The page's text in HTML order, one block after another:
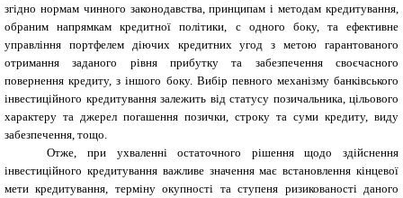
згідно нормам чинного законодавства, принципам і методам кредитування,
обраним напрямкам кредитної політики, с одного боку, та ефективне
управління портфелем діючих кредитних угод з метою гарантованого
отримання заданого рівня прибутку та забезпечення своєчасного
повернення кредиту, з іншого боку. Вибір певного механізму банківського
інвестиційного кредитування залежить від статусу позичальника, цільового
характеру та джерел погашення позички, строку та суми кредиту, виду
забезпечення, тощо.
Отже, при ухваленні остаточного рішення щодо здійснення
інвестиційного кредитування важливе значення має встановлення кінцевої
мети кредитування, терміну окупності та ступеня ризикованості даного